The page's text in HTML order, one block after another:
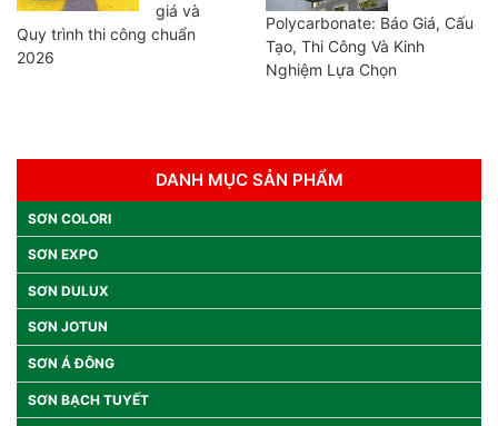
giá và
Quy trình thi công chuẩn
2026
Polycarbonate: Báo Giá, Cấu
Tạo, Thi Công Và Kinh
Nghiệm Lựa Chọn
DANH MỤC SẢN PHẨM
SƠN COLORI
SƠN EXPO
SƠN DULUX
SƠN JOTUN
SƠN Á ĐÔNG
SƠN BẠCH TUYẾT